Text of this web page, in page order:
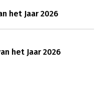
het Jaar 2026
het Jaar 2026